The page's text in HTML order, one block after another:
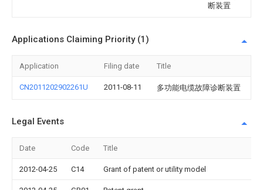
断装置
Applications Claiming Priority (1)
Application Filing date Title
CN2011202902261U 2011-08-11 多功能电缆故障诊断装置
Legal Events
Date Code Title
2012-04-25 C14 Grant of patent or utility model